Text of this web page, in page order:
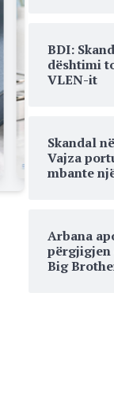
BDI:
dështimi
VLEN-it
Skandal
Vajza
mbante
Arbana
përgjigjen
Big